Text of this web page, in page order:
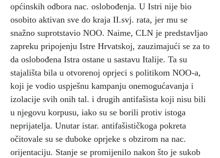
općinskih odbora nac. oslobođenja. U Istri nije bio
osobito aktivan sve do kraja II.svj. rata, jer mu se
snažno suprotstavio NOO. Naime, CLN je predstavljao
zapreku pripojenju Istre Hrvatskoj, zauzimajući se za to
da oslobođena Istra ostane u sastavu Italije. Ta su
stajališta bila u otvorenoj oprjeci s politikom NOO-a,
koji je vodio uspješnu kampanju onemogućavanja i
izolacije svih onih tal. i drugih antifašista koji nisu bili
u njegovu korpusu, iako su se borili protiv istoga
neprijatelja. Unutar istar. antifašističkoga pokreta
očitovale su se duboke oprjeke s obzirom na nac.
orijentaciju. Stanje se promijenilo nakon što je sukob